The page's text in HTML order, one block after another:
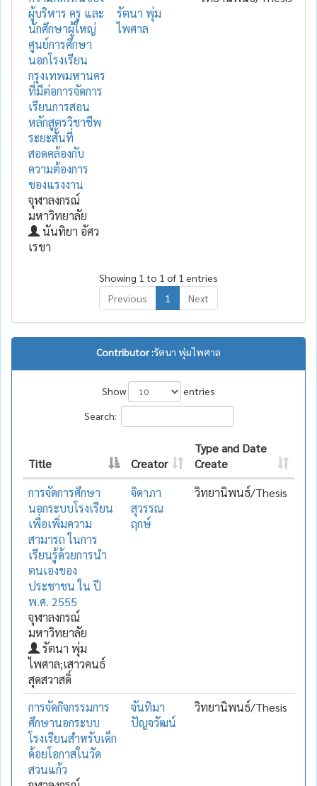
ผู้บริหาร ครู และ
นักศึกษาผู้ใหญ่
ศูนย์การศึกษา
นอกโรงเรียน
กรุงเทพมหานคร
ที่มีต่อการจัดการ
เรียนการสอน
หลักสูตรวิชาชีพ
ระยะสั้นที่
สอดคล้องกับ
ความต้องการ
ของแรงงาน
จุฬาลงกรณ์
มหาวิทยาลัย
นันทิยา อัศว
เรขา
รัตนา พุ่ม
ไพศาล
Showing 1 to 1 of 1 entries
Previous
1 Next
Contributor :รัตนา พุ่มไพศาล
Show
entries
Search:
Title Creator
Type and Date
Create
การจัดการศึกษา
นอกระบบโรงเรียน
เพื่อเพิ่มความ
สามารถ ในการ
เรียนรู้ด้วยการนำ
ตนเองของ
ประชาชน ใน ปี
พ.ศ. 2555
จุฬาลงกรณ์
มหาวิทยาลัย
รัตนา พุ่ม
ไพศาล;เสาวคนธ์
สุดสวาสดิ์
จิดาภา
สุวรรณ
ฤกษ์
วิทยานิพนธ์/Thesis
การจัดกิจกรรมการ
ศึกษานอกระบบ
โรงเรียนสำหรับเด็ก
ด้อยโอกาสในวัด
สวนแก้ว
จันทิมา
ปัญจวัฒน์
วิทยานิพนธ์/Thesis